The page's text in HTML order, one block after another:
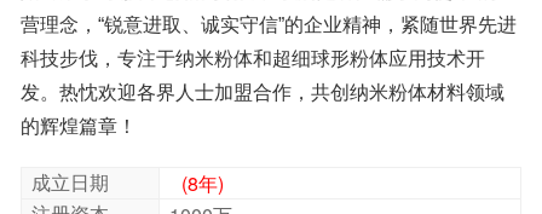
的辉煌篇章！
成立日期
(8年)